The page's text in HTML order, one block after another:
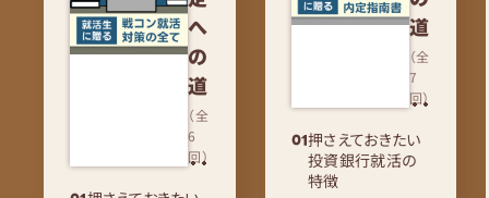
へ
の
道
（全
6
回）
道
（全
7
回）
押さえておきたい
投資銀行就活の
特徴